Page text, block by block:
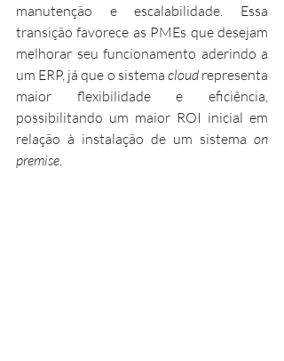
manutenção e escalabilidade. Essa
transição favorece as PMEs que desejam
melhorar seu funcionamento aderindo a
um ERP, já que o sistema cloud representa
maior flexibilidade e eficiência,
possibilitando um maior ROI inicial em
relação à instalação de um sistema on
premise